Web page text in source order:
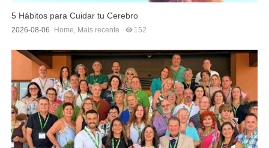
5 Hábitos para Cuidar tu Cerebro
2026-08-06 Home, Mais recente 152